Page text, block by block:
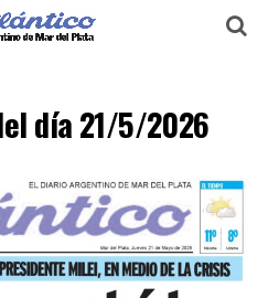
día 21/5/2026